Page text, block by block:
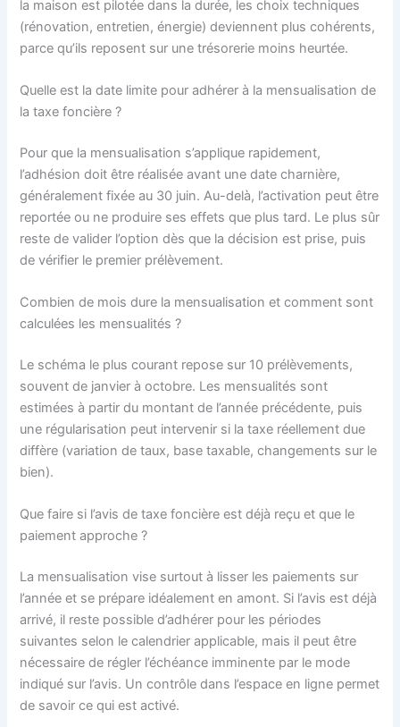
la maison est pilotée dans la durée, les choix techniques
(rénovation, entretien, énergie) deviennent plus cohérents,
parce qu’ils reposent sur une trésorerie moins heurtée.
Quelle est la date limite pour adhérer à la mensualisation de
la taxe foncière ?
Pour que la mensualisation s’applique rapidement,
l’adhésion doit être réalisée avant une date charnière,
généralement fixée au 30 juin. Au-delà, l’activation peut être
reportée ou ne produire ses effets que plus tard. Le plus sûr
reste de valider l’option dès que la décision est prise, puis
de vérifier le premier prélèvement.
Combien de mois dure la mensualisation et comment sont
calculées les mensualités ?
Le schéma le plus courant repose sur 10 prélèvements,
souvent de janvier à octobre. Les mensualités sont
estimées à partir du montant de l’année précédente, puis
une régularisation peut intervenir si la taxe réellement due
diffère (variation de taux, base taxable, changements sur le
bien).
Que faire si l’avis de taxe foncière est déjà reçu et que le
paiement approche ?
La mensualisation vise surtout à lisser les paiements sur
l’année et se prépare idéalement en amont. Si l’avis est déjà
arrivé, il reste possible d’adhérer pour les périodes
suivantes selon le calendrier applicable, mais il peut être
nécessaire de régler l’échéance imminente par le mode
indiqué sur l’avis. Un contrôle dans l’espace en ligne permet
de savoir ce qui est activé.